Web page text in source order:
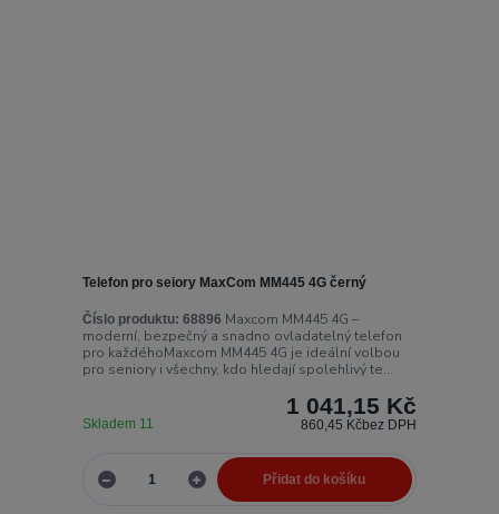
Telefon pro seiory MaxCom MM445 4G černý
Číslo produktu: 68896 Maxcom MM445 4G –
moderní, bezpečný a snadno ovladatelný telefon
pro každéhoMaxcom MM445 4G je ideální volbou
pro seniory i všechny, kdo hledají spolehlivý te...
1 041,15 Kč
860,45 Kčbez DPH
Skladem 11
Přidat do košíku